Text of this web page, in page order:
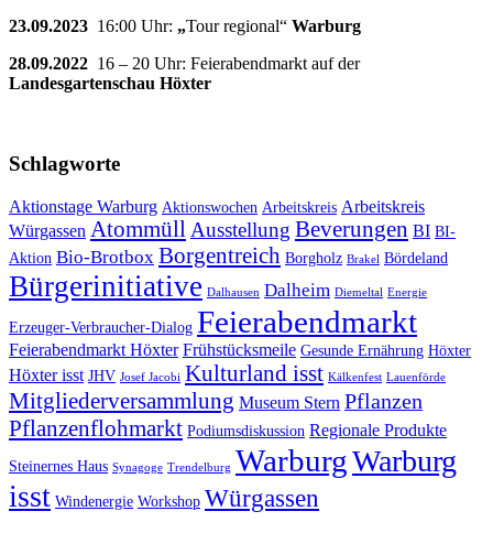
23.09.2023 16:00 Uhr: „Tour regional“ Warburg
28.09.2022 16 – 20 Uhr: Feierabendmarkt auf der
Landesgartenschau Höxter
Schlagworte
Aktionstage Warburg Aktionswochen Arbeitskreis Arbeitskreis
Würgassen Atommüll Ausstellung Beverungen BI BI-
Aktion Bio-Brotbox Borgentreich Borgholz Brakel Bördeland
Bürgerinitiative Dalhausen Dalheim Diemeltal Energie
Erzeuger-Verbraucher-Dialog Feierabendmarkt
Feierabendmarkt Höxter Frühstücksmeile Gesunde Ernährung Höxter
Höxter isst JHV Josef Jacobi Kulturland isst Kälkenfest Lauenförde
Mitgliederversammlung Museum Stern Pflanzen
Pflanzenflohmarkt Podiumsdiskussion Regionale Produkte
Steinernes Haus Synagoge Trendelburg WarburgWarburg
isst Windenergie Workshop Würgassen